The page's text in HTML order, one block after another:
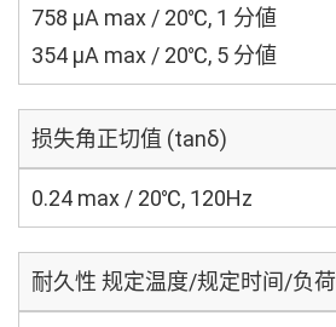
758 μA max / 20℃, 1 分値
354 μA max / 20℃, 5 分値
损失角正切值 (tanδ)
0.24 max / 20℃, 120Hz
耐久性 规定温度/规定时间/负荷